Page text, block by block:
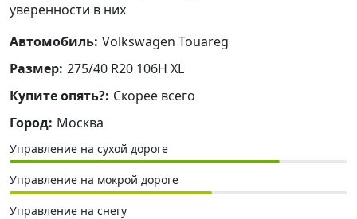
уверенности в них
Автомобиль: Volkswagen Touareg
Размер: 275/40 R20 106H XL
Купите опять?: Скорее всего
Город: Москва
Управление на сухой дороге
Управление на мокрой дороге
Управление на снегу